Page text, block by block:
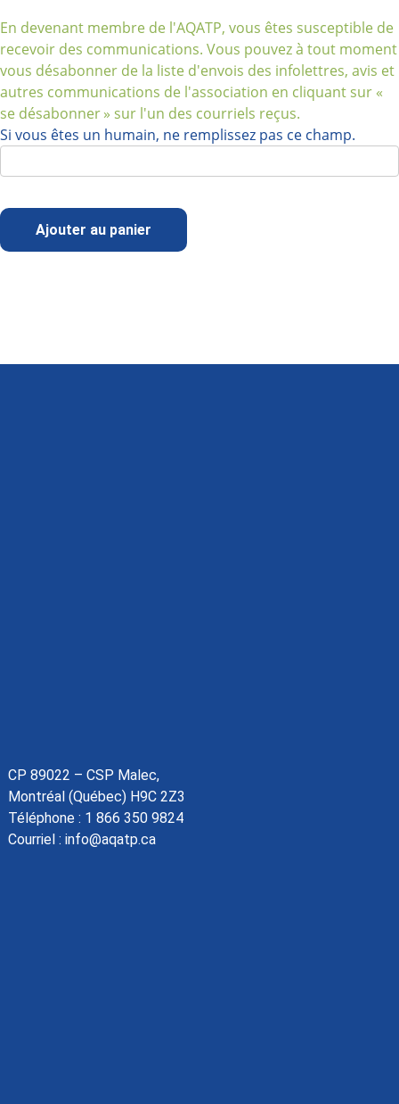
En devenant membre de l'AQATP, vous êtes susceptible de
recevoir des communications. Vous pouvez à tout moment
vous désabonner de la liste d'envois des infolettres, avis et
autres communications de l'association en cliquant sur «
se désabonner » sur l'un des courriels reçus.
Si vous êtes un humain, ne remplissez pas ce champ.
Ajouter au panier
CP 89022 – CSP Malec,
Montréal (Québec) H9C 2Z3
Téléphone : 1 866 350 9824
Courriel : info@aqatp.ca